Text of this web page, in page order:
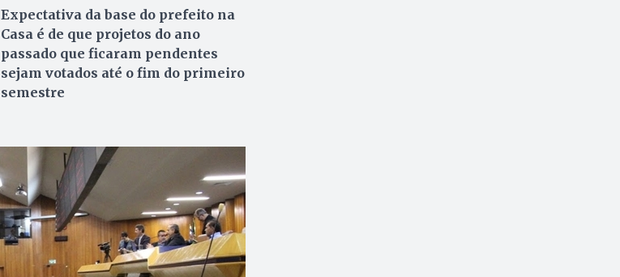
Expectativa da base do prefeito na
Casa é de que projetos do ano
passado que ficaram pendentes
sejam votados até o fim do primeiro
semestre